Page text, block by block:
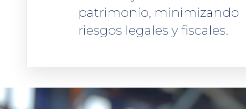
patrimonio, minimizando
riesgos legales y fiscales.